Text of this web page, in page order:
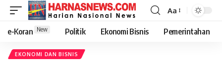
Aa
e-Koran New Politik Ekonomi Bisnis Pemerintahan
EKONOMI DAN BISNIS